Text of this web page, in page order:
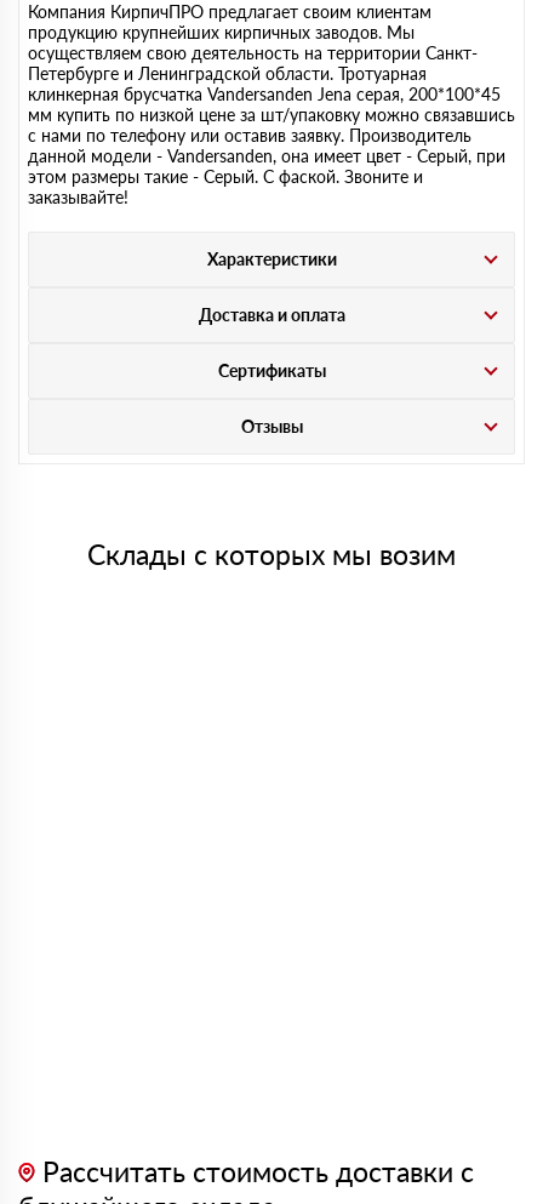
Компания КирпичПРО предлагает своим клиентам
продукцию крупнейших кирпичных заводов. Мы
осуществляем свою деятельность на территории Санкт-
Петербурге и Ленинградской области. Тротуарная
клинкерная брусчатка Vandersanden Jena серая, 200*100*45
мм купить по низкой цене за шт/упаковку можно связавшись
с нами по телефону или оставив заявку. Производитель
данной модели - Vandersanden, она имеет цвет - Серый, при
этом размеры такие - Серый. С фаской. Звоните и
заказывайте!
Характеристики
Доставка и оплата
Сертификаты
Отзывы
Склады с которых мы возим
Рассчитать стоимость доставки с